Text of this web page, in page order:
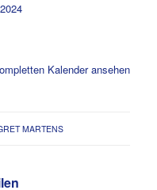
Kalender ansehen
MARTENS